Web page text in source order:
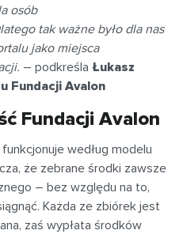
osób
tak ważne było dla nas
jako miejsca
– podkreśla Łukasz
Fundacji Avalon
Fundacji Avalon
według modelu
że zebrane środki zawsze
– bez względu na to,
Każda ze zbiórek jest
zaś wypłata środków